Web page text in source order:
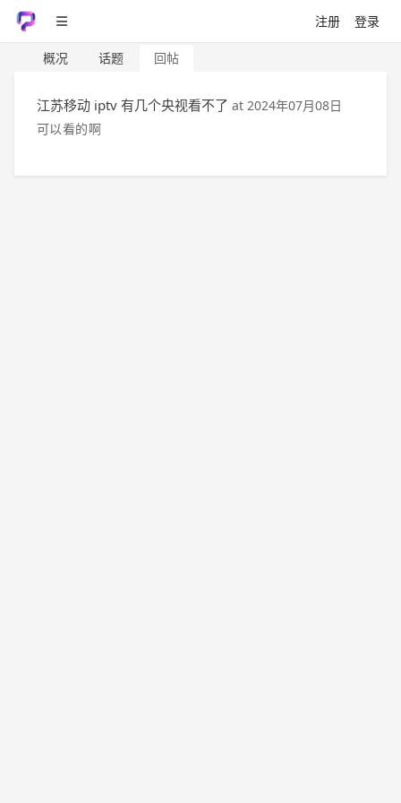
注册 登录
概况 话题 回帖
江苏移动 iptv 有几个央视看不了 at 2024年07月08日
可以看的啊